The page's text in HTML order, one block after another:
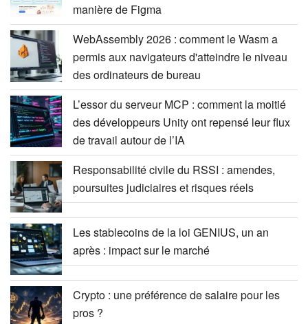
manière de Figma
WebAssembly 2026 : comment le Wasm a
permis aux navigateurs d'atteindre le niveau
des ordinateurs de bureau
L’essor du serveur MCP : comment la moitié
des développeurs Unity ont repensé leur flux
de travail autour de l’IA
Responsabilité civile du RSSI : amendes,
poursuites judiciaires et risques réels
Les stablecoins de la loi GENIUS, un an
après : impact sur le marché
Crypto : une préférence de salaire pour les
pros ?